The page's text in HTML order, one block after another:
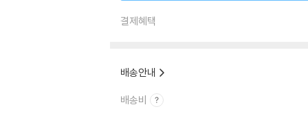
결제혜택
배송안내
배송비